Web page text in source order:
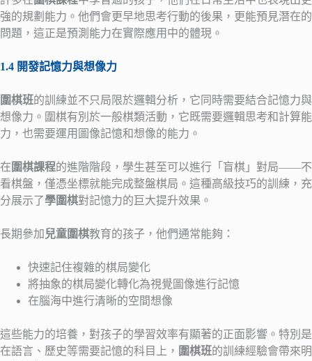
強的規劃能力。他們會更早地思考行動的後果，更能預見潛在的
問題，這正是預測能力在實際應用中的體現。
1.4 開發記憶力與想像力
圍棋班的訓練並不只局限於邏輯分析，它同時需要結合記憶力與
想像力。圍棋有別於一般棋類活動，它既需要邏輯思考和計算能
力，也需要運用圖像記憶和想像的能力。
在 圍棋課程的進階階段，學生甚至可以進行「盲棋」對局——不
看棋盤，僅憑坐標就能完成整盤棋局。這種高級技巧的訓練，充
分展示了學圍棋對記憶力的巨大提升效果。
長期參加 兒童圍棋教育的孩子，他們通常能夠：
快速記住複雜的棋局變化
將抽象的棋局變化轉化為視覺圖像進行記憶
在腦海中進行清晰的空間想像
這些能力的培養，對孩子的學習效率有顯著的正面影響。特別是
在語言、歷史等需要記憶的科目上， 圍棋班的訓練經驗會帶來明